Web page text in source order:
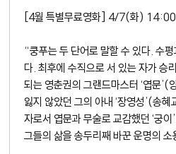
[4월 특별무료영화] 4/7(화) 14:00
“쿵푸는 두 단어로 말할 수 있다. 수
다. 최후에 수직으로 서 있는 자가 승
되는 영춘권의 그랜드마스터 ‘엽문
잃지 않았던 그의 아내 ‘장영성’(송
자로서 엽문과 무술로 교감했던 ‘궁
그들의 삶을 송두리째 바꾼 운명의 소